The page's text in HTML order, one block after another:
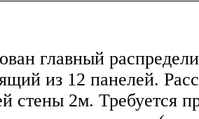
главный
из 12 панелей.
стены 2м. Требуется